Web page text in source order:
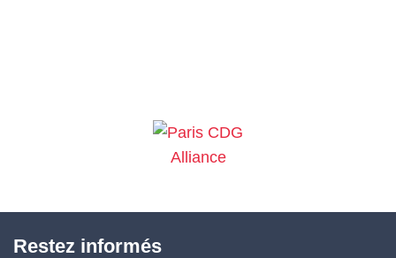
Restez informés